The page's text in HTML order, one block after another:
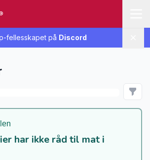
fellesskapet på Discord
har ikke råd til mat i